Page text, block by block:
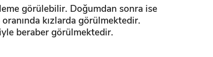
görülebilir. Doğumdan sonra ise
kızlarda görülmektedir.
beraber görülmektedir.